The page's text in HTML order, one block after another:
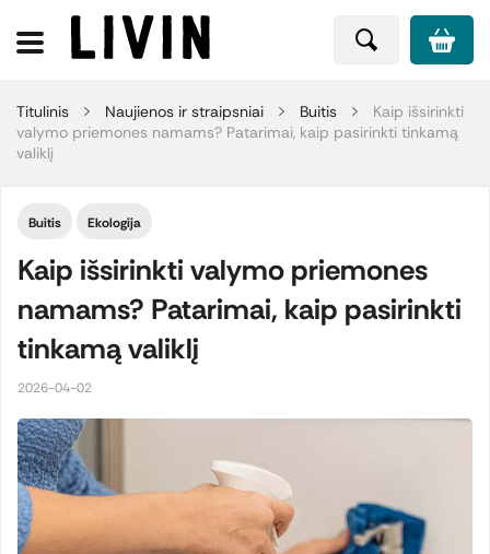
Titulinis Naujienos ir straipsniai Buitis
Kaip išsirinkti
valymo priemones namams? Patarimai, kaip pasirinkti tinkamą
valiklį
Buitis Ekologija
Kaip išsirinkti valymo priemones
namams? Patarimai, kaip pasirinkti
tinkamą valiklį
2026-04-02